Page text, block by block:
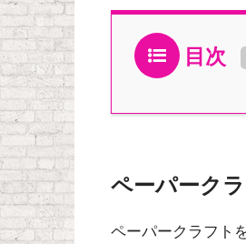
目次
ペーパーク
ペーパークラフト